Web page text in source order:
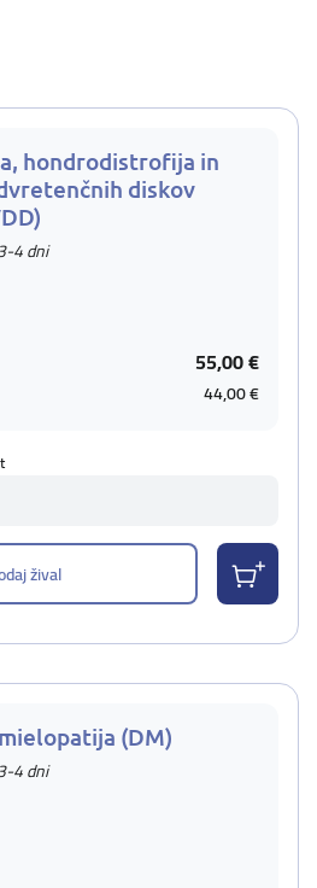
hondrodistrofija in
diskov
4 dni
55,00 €
44,00 €
žival
(DM)
4 dni